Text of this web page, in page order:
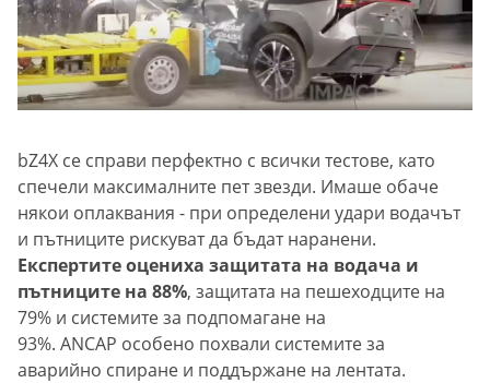
bZ4X се справи перфектно с всички тестове, като
спечели максималните пет звезди. Имаше обаче
някои оплаквания - при определени удари водачът
и пътниците рискуват да бъдат наранени.
Експертите оцениха защитата на водача и
пътниците на 88%, защитата на пешеходците на
79% и системите за подпомагане на
93%. ANCAP особено похвали системите за
аварийно спиране и поддържане на лентата.